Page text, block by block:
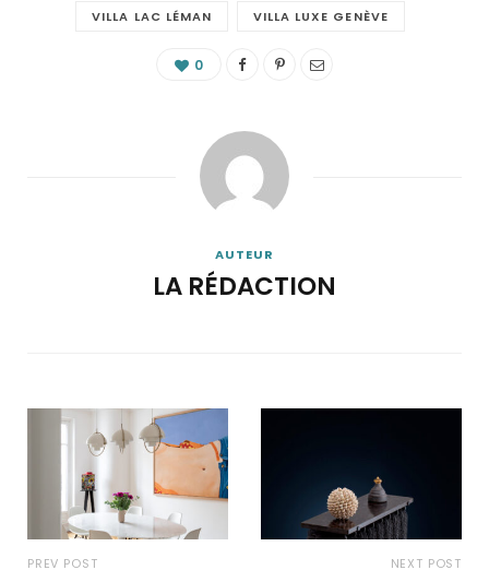
VILLA LAC LÉMAN VILLA LUXE GENÈVE
0
AUTEUR
LA RÉDACTION
PREV POST NEXT POST